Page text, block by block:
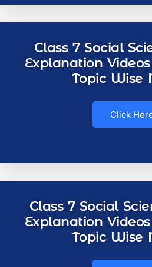
Class 7 Social
Explanation
Topic Wise
Click
Class 7 Social
Explanation
Topic Wise